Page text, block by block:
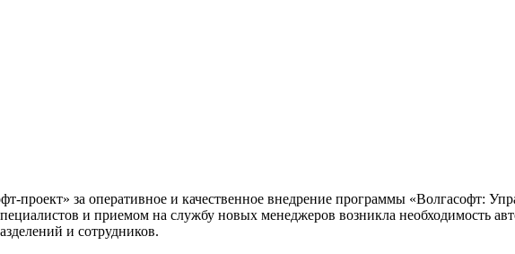
проект» за оперативное и качественное внедрение программы «Волгасофт:
и приемом на службу новых менеджеров возникла необходимость
и сотрудников.